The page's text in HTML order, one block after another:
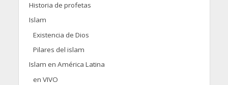
Historia de profetas
Islam
Existencia de Dios
Pilares del islam
Islam en América Latina
en VIVO